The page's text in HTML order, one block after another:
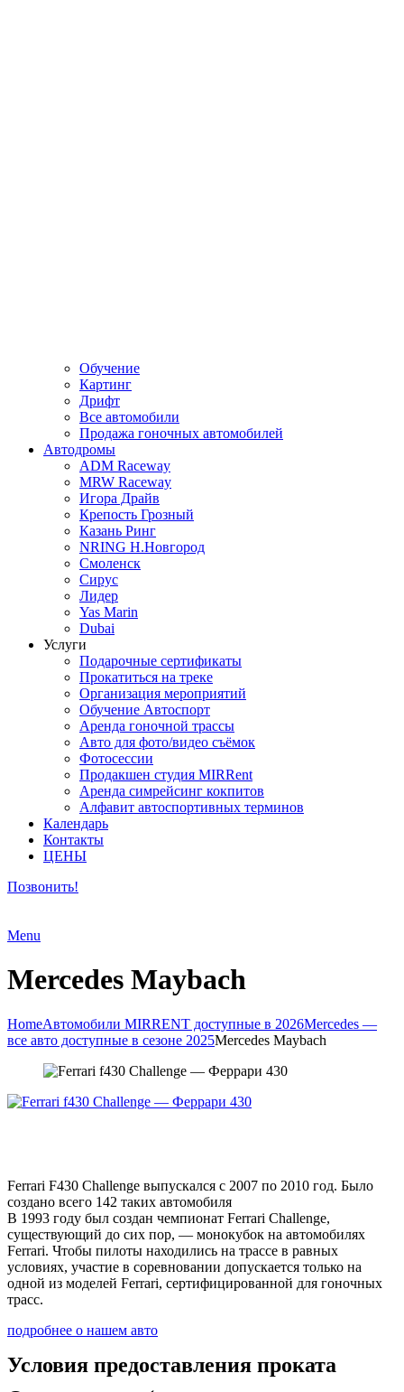
Обучение
Картинг
Дрифт
Все автомобили
Продажа гоночных автомобилей
Автодромы
ADM Raceway
MRW Raceway
Игора Драйв
Крепость Грозный
Казань Ринг
NRING Н.Новгород
Смоленск
Сирус
Лидер
Yas Marin
Dubai
Услуги
Подарочные сертификаты
Прокатиться на треке
Организация мероприятий
Обучение Автоспорт
Аренда гоночной трассы
Авто для фото/видео съёмок
Фотосессии
Продакшен студия MIRRent
Аренда симрейсинг кокпитов
Алфавит автоспортивных терминов
Календарь
Контакты
ЦЕНЫ
Позвонить!
Menu
Mercedes Maybach
HomeАвтомобили MIRRENT доступные в 2026Mercedes —
все авто доступные в сезоне 2025Mercedes Maybach
Ferrari F430 Challenge выпускался с 2007 по 2010 год. Было
создано всего 142 таких автомобиля
В 1993 году был создан чемпионат Ferrari Challenge,
существующий до сих пор, — монокубок на автомобилях
Ferrari. Чтобы пилоты находились на трассе в равных
условиях, участие в соревновании допускается только на
одной из моделей Ferrari, сертифицированной для гоночных
трасс.
подробнее о нашем авто
Условия предоставления проката